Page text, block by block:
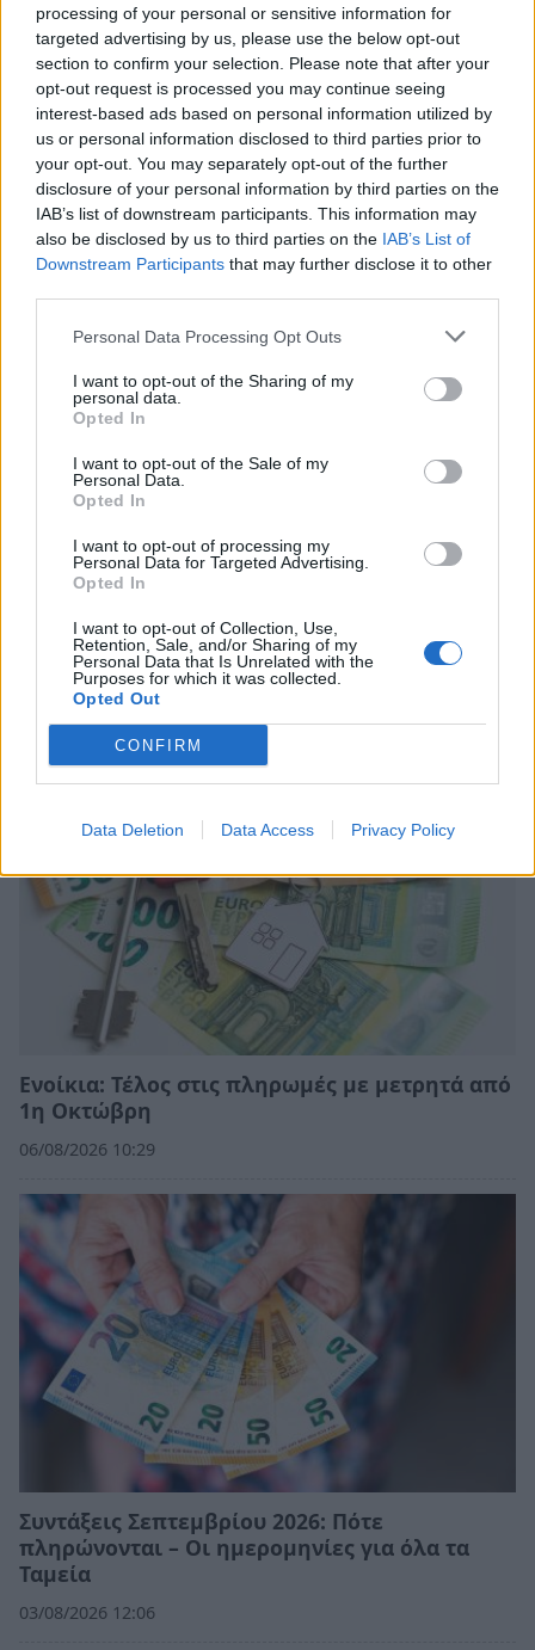
processing of your personal or sensitive information for
targeted advertising by us, please use the below opt-out
section to confirm your selection. Please note that after your
opt-out request is processed you may continue seeing
interest-based ads based on personal information utilized by
us or personal information disclosed to third parties prior to
your opt-out. You may separately opt-out of the further
disclosure of your personal information by third parties on the
IAB’s list of downstream participants. This information may
also be disclosed by us to third parties on the IAB’s List of
Downstream Participants that may further disclose it to other
Personal Data Processing Opt Outs
I want to opt-out of the Sharing of my
personal data.
Opted In
I want to opt-out of the Sale of my
Personal Data.
Opted In
I want to opt-out of processing my
Personal Data for Targeted Advertising.
Opted In
I want to opt-out of Collection, Use,
Retention, Sale, and/or Sharing of my
Personal Data that Is Unrelated with the
Purposes for which it was collected.
Opted Out
CONFIRM
Data Deletion Data Access Privacy Policy
Σχετικά Άρθρα
Ενοίκια: Τέλος στις πληρωμές με μετρητά από
1η Οκτώβρη
06/08/2026 10:29
Συντάξεις Σεπτεμβρίου 2026: Πότε
πληρώνονται – Οι ημερομηνίες για όλα τα
Ταμεία
03/08/2026 12:06